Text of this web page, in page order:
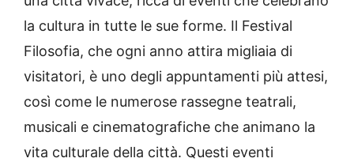
la cultura in tutte le sue forme. Il Festival
Filosofia, che ogni anno attira migliaia di
visitatori, è uno degli appuntamenti più attesi,
così come le numerose rassegne teatrali,
musicali e cinematografiche che animano la
vita culturale della città. Questi eventi